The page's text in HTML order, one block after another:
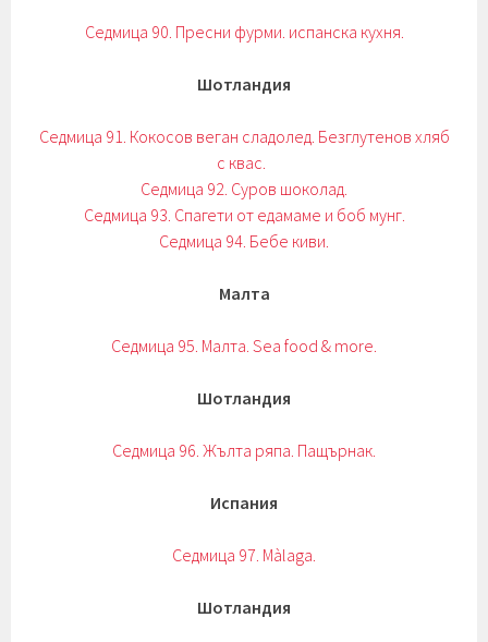
Седмица 90. Пресни фурми. испанска кухня.
Шотландия
Седмица 91. Кокосов веган сладолед. Безглутенов хляб
с квас.
Седмица 92. Суров шоколад.
Седмица 93. Спагети от едамаме и боб мунг.
Седмица 94. Бебе киви.
Малта
Седмица 95. Малта. Sea food & more.
Шотландия
Седмица 96. Жълта ряпа. Пащърнак.
Испания
Седмица 97. Màlaga.
Шотландия